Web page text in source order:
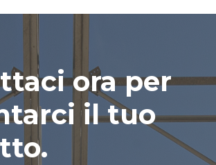
ora per
il tuo